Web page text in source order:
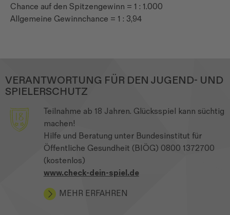
Chance auf den Spitzengewinn = 1 : 1.000
Allgemeine Gewinnchance = 1 : 3,94
VERANTWORTUNG FÜR DEN JUGEND- UND
SPIELERSCHUTZ
Teilnahme ab 18 Jahren. Glücksspiel kann süchtig
machen!
Hilfe und Beratung unter Bundesinstitut für
Öffentliche Gesundheit (BIÖG) 0800 1372700
(kostenlos)
www.check-dein-spiel.de
MEHR ERFAHREN